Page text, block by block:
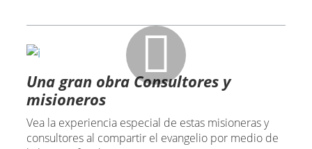
Una gran obra Consultores y
misioneros
Vea la experiencia especial de estas misioneras y
consultores al compartir el evangelio por medio de